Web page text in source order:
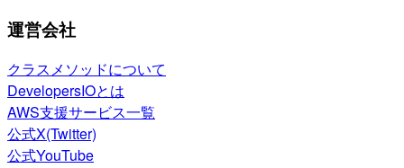
運営会社
クラスメソッドについて
DevelopersIOとは
AWS支援サービス一覧
公式X(Twitter)
公式YouTube